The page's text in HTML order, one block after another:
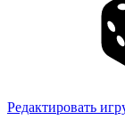
Редактировать